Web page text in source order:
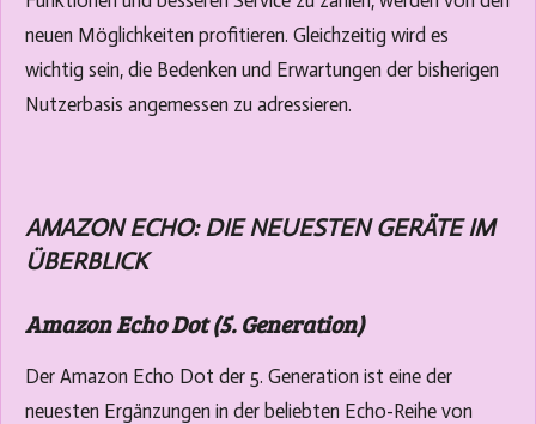
neuen Möglichkeiten profitieren. Gleichzeitig wird es
wichtig sein, die Bedenken und Erwartungen der bisherigen
Nutzerbasis angemessen zu adressieren.
AMAZON ECHO: DIE NEUESTEN GERÄTE IM
ÜBERBLICK
Amazon Echo Dot (5. Generation)
Der Amazon Echo Dot der 5. Generation ist eine der
neuesten Ergänzungen in der beliebten Echo-Reihe von